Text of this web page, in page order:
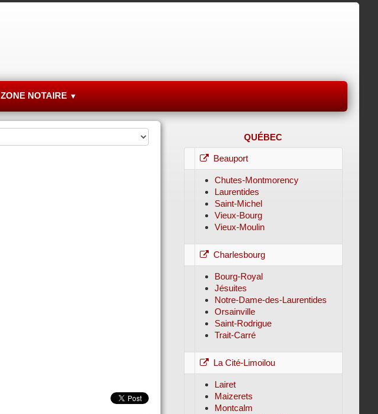
ZONE NOTAIRE ▼
QUÉBEC
Beauport
Chutes-Montmorency
Laurentides
Saint-Michel
Vieux-Bourg
Vieux-Moulin
Charlesbourg
Bourg-Royal
Jésuites
Notre-Dame-des-Laurentides
Orsainville
Saint-Rodrigue
Trait-Carré
La Cité-Limoilou
Lairet
Maizerets
Montcalm